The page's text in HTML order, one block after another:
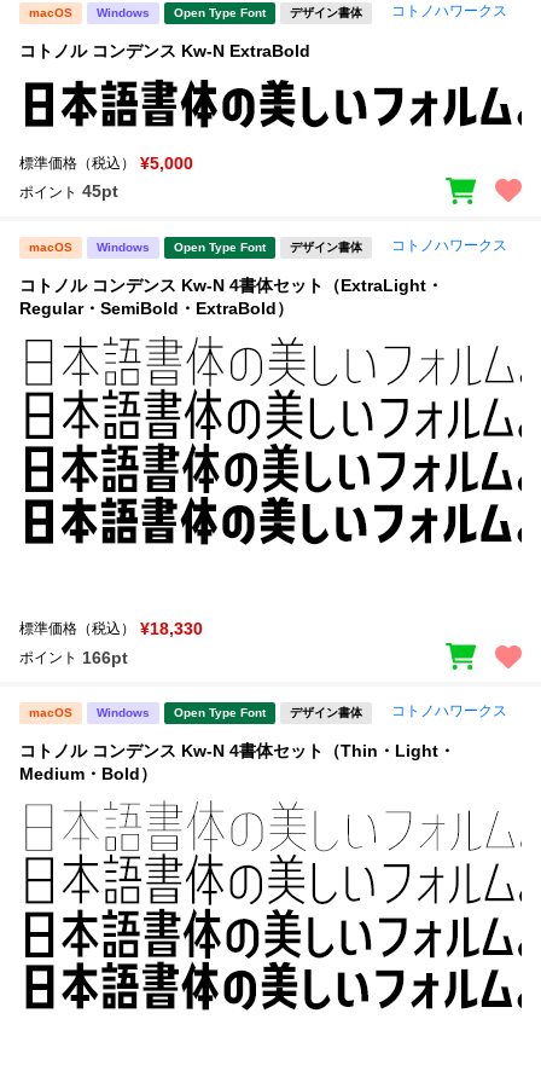
macOS Windows Open Type Font デザイン書体 コトノハワークス
コトノル コンデンス Kw-N ExtraBold
標準価格（税込） ¥5,000
ポイント 45pt
macOS Windows Open Type Font デザイン書体 コトノハワークス
コトノル コンデンス Kw-N 4書体セット（ExtraLight・
Regular・SemiBold・ExtraBold）
標準価格（税込） ¥18,330
ポイント 166pt
macOS Windows Open Type Font デザイン書体 コトノハワークス
コトノル コンデンス Kw-N 4書体セット（Thin・Light・
Medium・Bold）